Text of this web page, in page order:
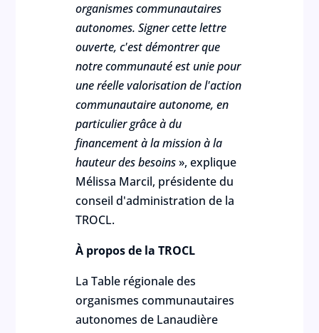
organismes communautaires
autonomes. Signer cette lettre
ouverte, c'est démontrer que
notre communauté est unie pour
une réelle valorisation de l'action
communautaire autonome, en
particulier grâce à du
financement à la mission à la
hauteur des besoins», explique
Mélissa Marcil, présidente du
conseil d'administration de la
TROCL.
À propos de la TROCL
La Table régionale des
organismes communautaires
autonomes de Lanaudière